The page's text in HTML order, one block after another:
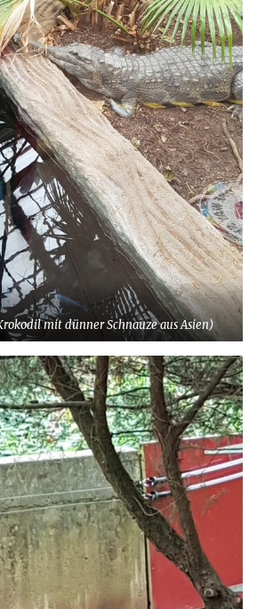
mit dünner Schnauze aus Asien)